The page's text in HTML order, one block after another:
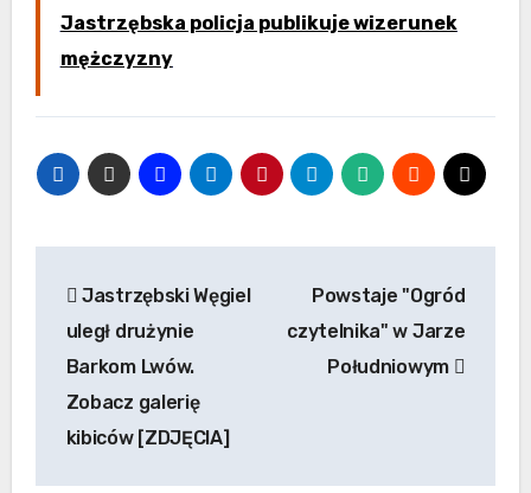
Jastrzębska policja publikuje wizerunek
mężczyzny
wpisu
Jastrzębski Węgiel
uległ drużynie
Barkom Lwów.
Zobacz galerię
kibiców [ZDJĘCIA]
Powstaje "Ogród
czytelnika" w Jarze
Południowym